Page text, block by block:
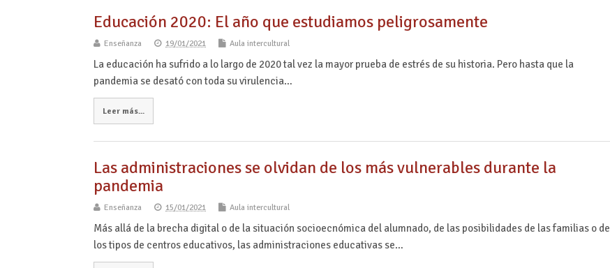
Educación 2020: El año que estudiamos peligrosamente
Enseñanza 19/01/2021 Aula intercultural
La educación ha sufrido a lo largo de 2020 tal vez la mayor prueba de estrés de su historia. Pero hasta que la
pandemia se desató con toda su virulencia…
Leer más...
Las administraciones se olvidan de los más vulnerables durante la
pandemia
Enseñanza 15/01/2021 Aula intercultural
Más allá de la brecha digital o de la situación socioecnómica del alumnado, de las posibilidades de las familias o de
los tipos de centros educativos, las administraciones educativas se…